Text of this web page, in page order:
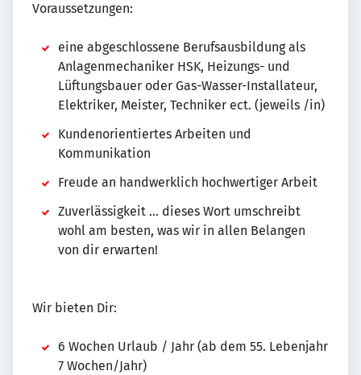
Voraussetzungen:
eine abgeschlossene Berufsausbildung als
Anlagenmechaniker HSK, Heizungs- und
Lüftungsbauer oder Gas-Wasser-Installateur,
Elektriker, Meister, Techniker ect. (jeweils /in)
Kundenorientiertes Arbeiten und
Kommunikation
Freude an handwerklich hochwertiger Arbeit
Zuverlässigkeit ... dieses Wort umschreibt
wohl am besten, was wir in allen Belangen
von dir erwarten!
Wir bieten Dir:
6 Wochen Urlaub / Jahr (ab dem 55. Lebenjahr
7 Wochen/Jahr)